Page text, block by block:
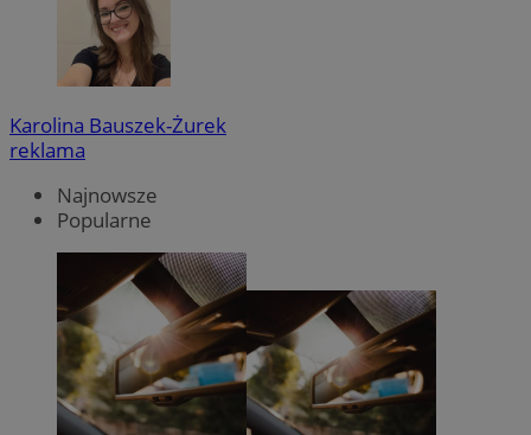
Karolina Bauszek-Żurek
reklama
Najnowsze
Popularne